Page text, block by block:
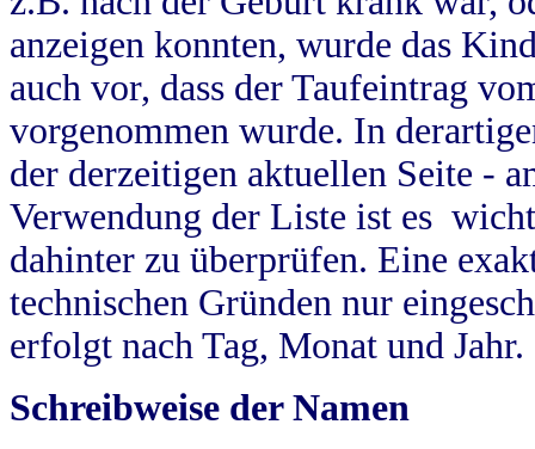
anzeigen konnten, wurde das
auch vor, dass der Taufeintrag
vorgenommen wurde. In
der derzeitigen aktuellen Seite -
Verwendung der Liste ist es
dahinter zu überprüfen. Eine
technischen Gründen nur
erfolgt nach Tag, Monat und Jahr.
Schreibweise der Namen